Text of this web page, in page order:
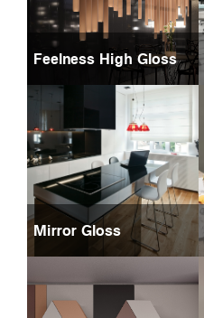
Feelness High Gloss
Mirror Gloss